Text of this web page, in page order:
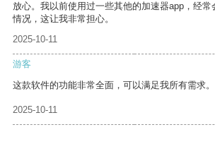
放心。我以前使用过一些其他的加速器app，经常
情况，这让我非常担心。
2025-10-11
游客
这款软件的功能非常全面，可以满足我所有需求。
2025-10-11